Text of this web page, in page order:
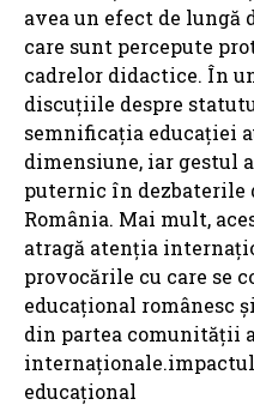
avea un efect de lungă
care sunt percepute
cadrelor didactice. În
discuțiile despre
semnificația educației
dimensiune, iar gestul
puternic în
România. Mai mult,
atragă atenția
provocările cu care se
educațional românesc
din partea comunității
internaționale.
educațional